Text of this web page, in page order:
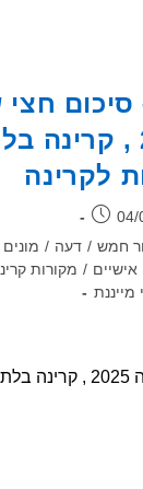
חצי שנה
, קרינה בלתי
דעה / מונים חכמים
מקורות קרינה ביתיים
חצי שנה ראשונה 2025 , קרינה בלתי מייננת